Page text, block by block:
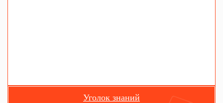
Уголок знаний